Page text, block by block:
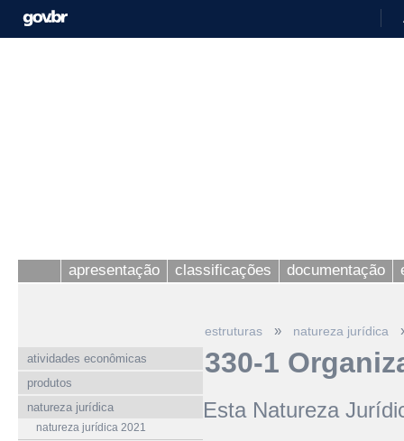
apresentação classificações documentação
atividades econômicas
produtos
natureza jurídica
natureza jurídica 2021
estruturas » natureza jurídica
330-1
Esta Natureza